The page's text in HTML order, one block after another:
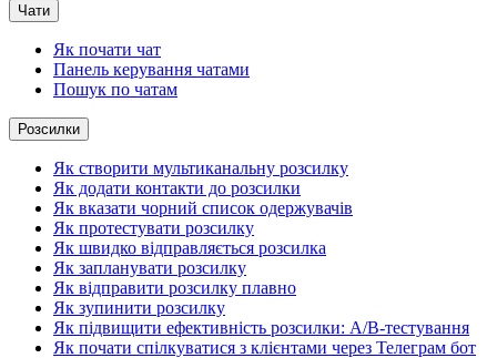
Чати
Як почати чат
Панель керування чатами
Пошук по чатам
Розсилки
Як створити мультиканальну розсилку
Як додати контакти до розсилки
Як вказати чорний список одержувачів
Як протестувати розсилку
Як швидко відправляється розсилка
Як запланувати розсилку
Як відправити розсилку плавно
Як зупинити розсилку
Як підвищити ефективність розсилки: A/B-тестування
Як почати спілкуватися з клієнтами через Телеграм бот